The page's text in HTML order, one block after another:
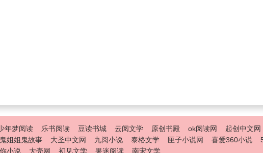
年梦阅读 乐书阅读 豆读书城 云阅文学 原创书殿 ok阅读网 起创中文网
鬼姐姐鬼故事 大圣中文网 九阅小说 泰格文学 匣子小说网 喜爱360小说
小说 大壳网 初见文学 果迷阅读 南宋文学